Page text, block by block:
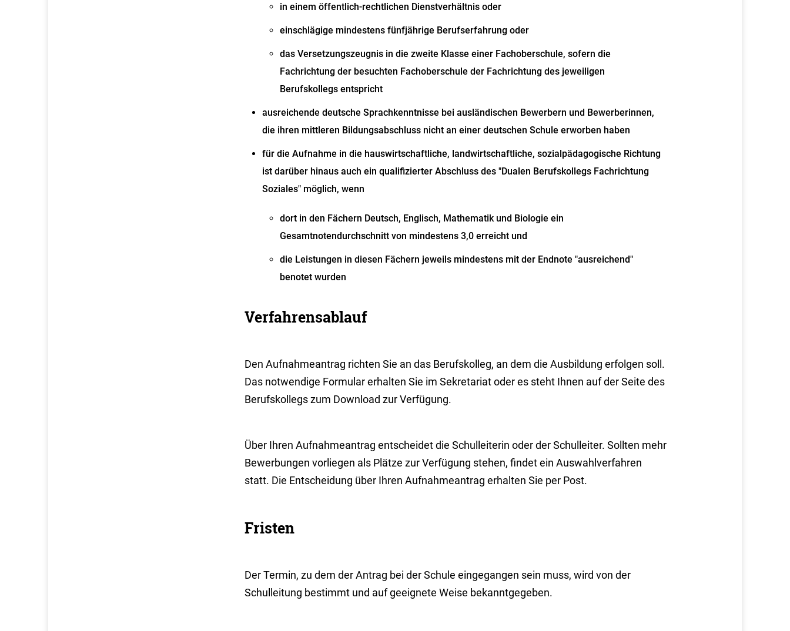
in einem öffentlich-rechtlichen Dienstverhältnis oder
einschlägige mindestens fünfjährige Berufserfahrung oder
das Versetzungszeugnis in die zweite Klasse einer Fachoberschule, sofern die
Fachrichtung der besuchten Fachoberschule der Fachrichtung des jeweiligen
Berufskollegs entspricht
ausreichende deutsche Sprachkenntnisse bei ausländischen Bewerbern und Bewerberinnen,
die ihren mittleren Bildungsabschluss nicht an einer deutschen Schule erworben haben
für die Aufnahme in die hauswirtschaftliche, landwirtschaftliche, sozialpädagogische Richtung
ist darüber hinaus auch ein qualifizierter Abschluss des "Dualen Berufskollegs Fachrichtung
Soziales" möglich, wenn
dort in den Fächern Deutsch, Englisch, Mathematik und Biologie ein
Gesamtnotendurchschnitt von mindestens 3,0 erreicht und
die Leistungen in diesen Fächern jeweils mindestens mit der Endnote "ausreichend"
benotet wurden
Verfahrensablauf
Den Aufnahmeantrag richten Sie an das Berufskolleg, an dem die Ausbildung erfolgen soll.
Das notwendige Formular erhalten Sie im Sekretariat oder es steht Ihnen auf der Seite des
Berufskollegs zum Download zur Verfügung.
Über Ihren Aufnahmeantrag entscheidet die Schulleiterin oder der Schulleiter. Sollten mehr
Bewerbungen vorliegen als Plätze zur Verfügung stehen, findet ein Auswahlverfahren
statt. Die Entscheidung über Ihren Aufnahmeantrag erhalten Sie per Post.
Fristen
Der Termin, zu dem der Antrag bei der Schule eingegangen sein muss, wird von der
Schulleitung bestimmt und auf geeignete Weise bekanntgegeben.